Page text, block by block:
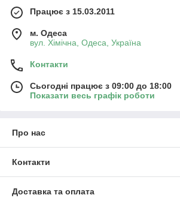
Працює з 15.03.2011
м. Одеса
вул. Хiмiчна, Одеса, Україна
Контакти
Сьогодні працює з 09:00 до 18:00
Показати весь графік роботи
Про нас
Контакти
Доставка та оплата